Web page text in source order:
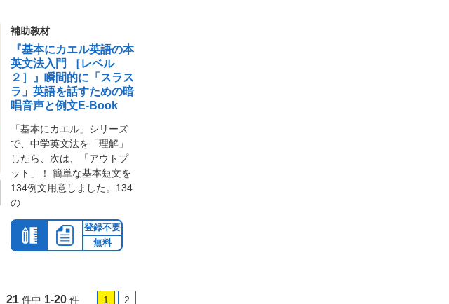
補助教材
『基本にカエル英語の本
英文法入門 ［レベル
２］』瞬間的に「スラス
ラ」英語を話すための暗
唱音声と例文E-Book
「基本にカエル」シリーズ
で、中学英文法を「理解」
したら、次は、「アウトプ
ット」！ 簡単な基本短文を
134例文用意しました。134
の
登録不要
無料
21 件中 1-20 件 1 2